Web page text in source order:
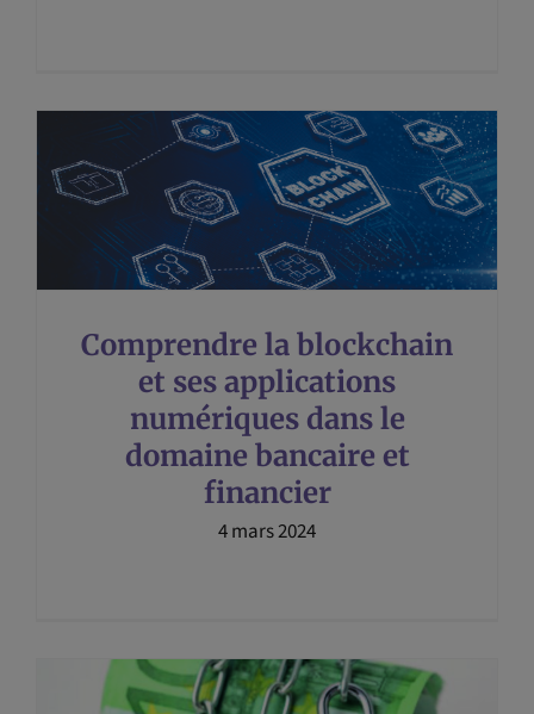
Comprendre la blockchain
et ses applications
numériques dans le
domaine bancaire et
financier
4 mars 2024